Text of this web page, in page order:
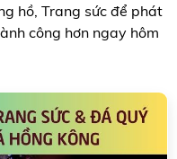
hồ, Trang sức để phát
công hơn ngay hôm